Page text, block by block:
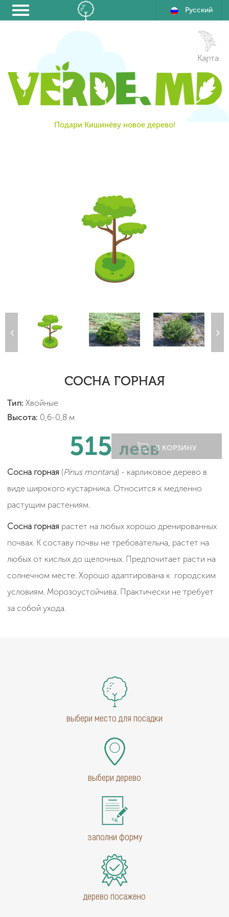
Русский
Подари Кишинёву новое дерево!
Карта
СОСНА ГОРНАЯ
Тип: Хвойные
Высота: 0,6-0,8 м
515 леевВ КОРЗИНУ
Сосна горная (Pinus montana) - карликовое дерево в
виде широкого кустарника. Относится к медленно
растущим растениям.
Сосна горная растет на любых хорошо дренированных
почвах. К составу почвы не требовательна, растет на
любых от кислых до щелочных. Предпочитает расти на
солнечном месте. Хорошо адаптирована к городским
условиям. Морозоустойчива. Практически не требует
за собой ухода.
выбери место для посадки
выбери дерево
заполни форму
дерево посажено